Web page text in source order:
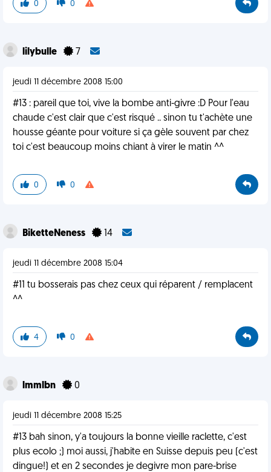
0 0
lilybulle 7
jeudi 11 décembre 2008 15:00
#13 : pareil que toi, vive la bombe anti-givre :D Pour l'eau
chaude c'est clair que c'est risqué .. sinon tu t'achète une
housse géante pour voiture si ça gèle souvent par chez
toi c'est beaucoup moins chiant à virer le matin ^^
0 0
BiketteNeness 14
jeudi 11 décembre 2008 15:04
#11 tu bosserais pas chez ceux qui réparent / remplacent
^^
4 0
lmmlbn 0
jeudi 11 décembre 2008 15:25
#13 bah sinon, y'a toujours la bonne vieille raclette, c'est
plus ecolo ;) moi aussi, j'habite en Suisse depuis peu (c'est
dingue!) et en 2 secondes je degivre mon pare-brise